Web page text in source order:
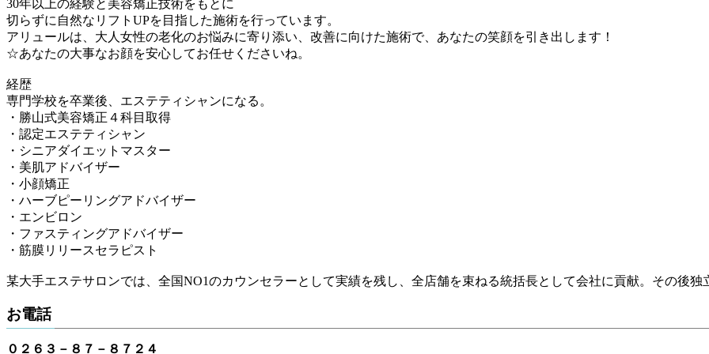
30年以上の経験と美容矯正技術をもとに
切らずに自然なリフトUPを目指した施術を行っています。
アリュールは、大人女性の老化のお悩みに寄り添い、改善に向けた施術で、あなたの笑顔を引き出します！
☆あなたの大事なお顔を安心してお任せくださいね。
経歴
専門学校を卒業後、エステティシャンになる。
・勝山式美容矯正４科目取得
・認定エステティシャン
・シニアダイエットマスター
・美肌アドバイザー
・小顔矯正
・ハーブピーリングアドバイザー
・エンビロン
・ファスティングアドバイザー
・筋膜リリースセラピスト
某大手エステサロンでは、全国NO1のカウンセラーとして実績を残し、全店舗を束ねる統括長として会社に貢献。その後独
お電話
０２６３－８７－８７２４